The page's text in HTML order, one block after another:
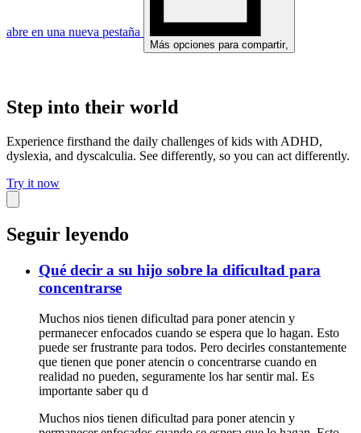
abre en una nueva pestaña
Más opciones para compartir,
Step into their world
Experience firsthand the daily challenges of kids with ADHD,
dyslexia, and dyscalculia. See differently, so you can act differently.
Try it now
Seguir leyendo
Qué decir a su hijo sobre la dificultad para
concentrarse
Muchos nios tienen dificultad para poner atencin y
permanecer enfocados cuando se espera que lo hagan. Esto
puede ser frustrante para todos. Pero decirles constantemente
que tienen que poner atencin o concentrarse cuando en
realidad no pueden, seguramente los har sentir mal. Es
importante saber qu d
Muchos nios tienen dificultad para poner atencin y